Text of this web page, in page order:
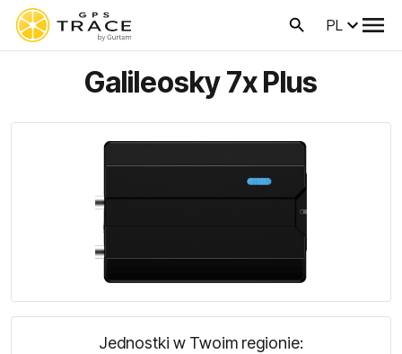
PL
Galileosky 7x Plus
Jednostki w Twoim regionie: